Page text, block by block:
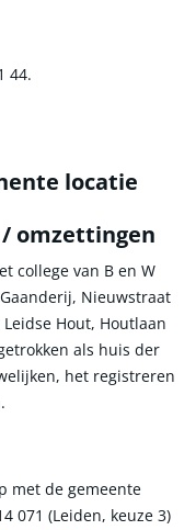
44.
locatie
omzettingen
college van B en W
Nieuwstraat
Hout, Houtlaan
als huis der
het registreren
met de gemeente
071 (Leiden, keuze 3)